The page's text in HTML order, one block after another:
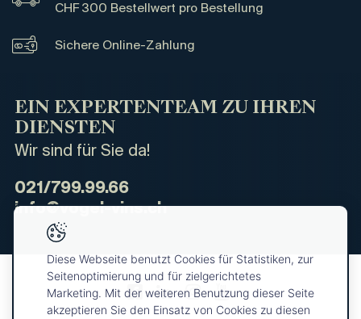
CHF 300 Bestellwert pro Bestellung
Sichere Online-Zahlung
EIN EXPERTENTEAM ZU IHREN
DIENSTEN
Wir sind für Sie da!
021/799.99.66
info@vogel-vins.ch
Diese Webseite benutzt Cookies für Statistiken, zur
Seitenoptimierung und für zielgerichtetes
Marketing. Mit der weiteren Benutzung dieser Seite
akzeptieren Sie den Einsatz von Cookies zu diesen